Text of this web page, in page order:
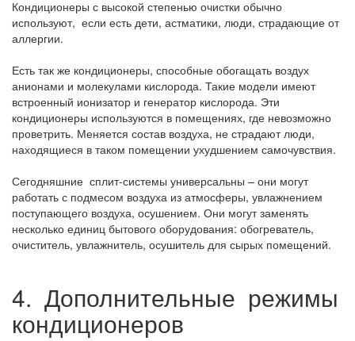
Кондиционеры с высокой степенью очистки обычно
используют, если есть дети, астматики, люди, страдающие от
аллергии.
Есть так же кондиционеры, способные обогащать воздух
анионами и молекулами кислорода. Такие модели имеют
встроенный ионизатор и генератор кислорода. Эти
кондиционеры используются в помещениях, где невозможно
проветрить. Меняется состав воздуха, не страдают люди,
находящиеся в таком помещении ухудшением самочувствия.
Сегодняшние сплит-системы универсальны – они могут
работать с подмесом воздуха из атмосферы, увлажнением
поступающего воздуха, осушением. Они могут заменять
несколько единиц бытового оборудования: обогреватель,
очиститель, увлажнитель, осушитель для сырых помещений.
4. Дополнительные режимы
кондиционеров